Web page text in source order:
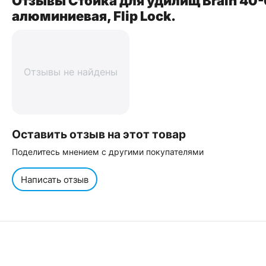
алюминиевая, Flip Lock.
Отзывы не найдены
Оставить отзыв на этот товар
Поделитесь мнением с другими покупателями
Написать отзыв